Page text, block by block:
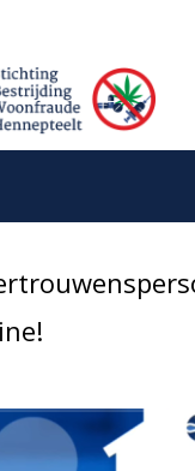
account.
please let us know, by